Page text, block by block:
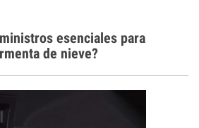
esenciales para
de nieve?